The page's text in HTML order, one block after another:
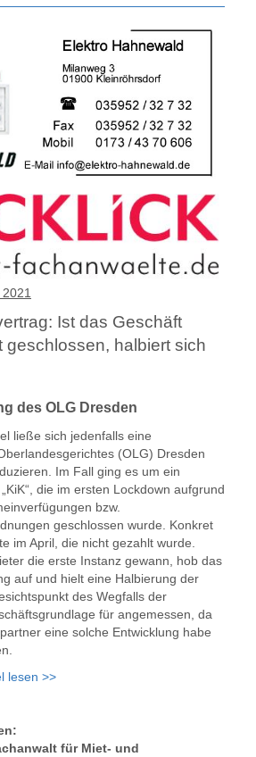
Ist das Geschäft
geschlossen, halbiert sich
des OLG Dresden
ließe sich jedenfalls eine
(OLG) Dresden
Im Fall ging es um ein
die im ersten Lockdown aufgrund
bzw.
geschlossen wurde. Konkret
im April, die nicht gezahlt wurde.
die erste Instanz gewann, hob das
auf und hielt eine Halbierung der
des Wegfalls der
für angemessen, da
eine solche Entwicklung habe
lesen >>
für Miet- und